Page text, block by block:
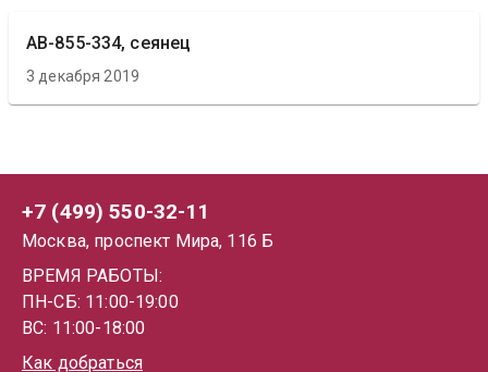
АВ-855-334, сеянец
3 декабря 2019
+7 (499) 550-32-11
Москва, проспект Мира, 116 Б
ВРЕМЯ РАБОТЫ:
ПН-СБ: 11:00-19:00
ВС: 11:00-18:00
Как добраться